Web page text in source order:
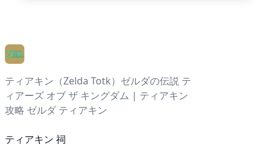
ティアキン（Zelda Totk）ゼルダの伝説 テ
ィアーズ オブ ザ キングダム | ティアキン
攻略 ゼルダ ティアキン
ティアキン 祠